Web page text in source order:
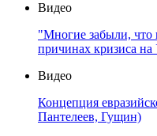
Видео
"Многие забыли, что
причинах кризиса на
Видео
Концепция
Пантелеев, Гущин)